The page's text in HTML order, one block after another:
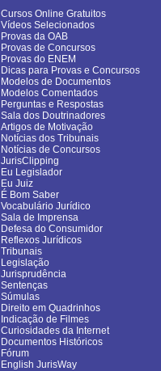
Cursos Online Gratuitos
Vídeos Selecionados
Provas da OAB
Provas de Concursos
Provas do ENEM
Dicas para Provas e Concursos
Modelos de Documentos
Modelos Comentados
Perguntas e Respostas
Sala dos Doutrinadores
Artigos de Motivação
Notícias dos Tribunais
Notícias de Concursos
JurisClipping
Eu Legislador
Eu Juiz
É Bom Saber
Vocabulário Jurídico
Sala de Imprensa
Defesa do Consumidor
Reflexos Jurídicos
Tribunais
Legislação
Jurisprudência
Sentenças
Súmulas
Direito em Quadrinhos
Indicação de Filmes
Curiosidades da Internet
Documentos Históricos
Fórum
English JurisWay